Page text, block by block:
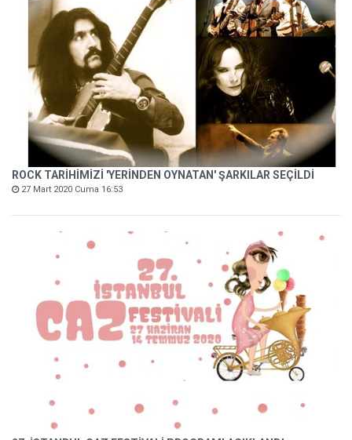
ROCK TARİHİMİZİ 'YERİNDEN OYNATAN' ŞARKILAR SEÇİLDİ
27 Mart 2020 Cuma 16:53